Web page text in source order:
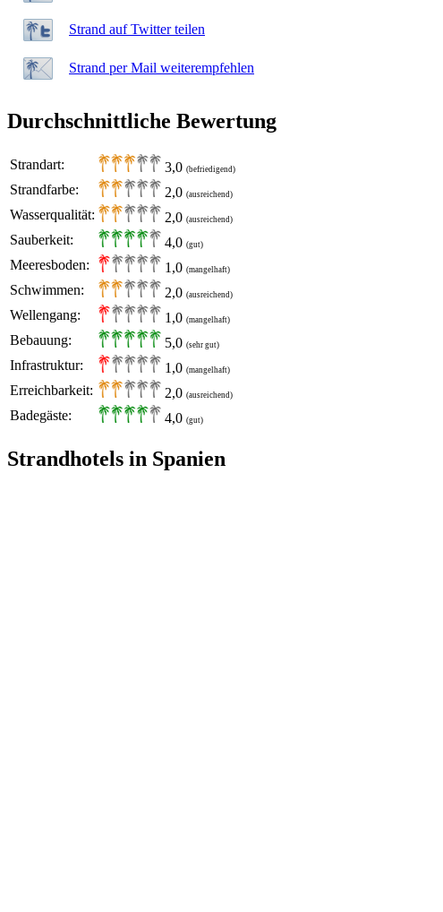
Strand auf Twitter teilen
Strand per Mail weiterempfehlen
Durchschnittliche Bewertung
Strandart: 3,0 (befriedigend)
Strandfarbe: 2,0 (ausreichend)
Wasserqualität: 2,0 (ausreichend)
Sauberkeit: 4,0 (gut)
Meeresboden: 1,0 (mangelhaft)
Schwimmen: 2,0 (ausreichend)
Wellengang: 1,0 (mangelhaft)
Bebauung: 5,0 (sehr gut)
Infrastruktur: 1,0 (mangelhaft)
Erreichbarkeit: 2,0 (ausreichend)
Badegäste: 4,0 (gut)
Strandhotels in Spanien